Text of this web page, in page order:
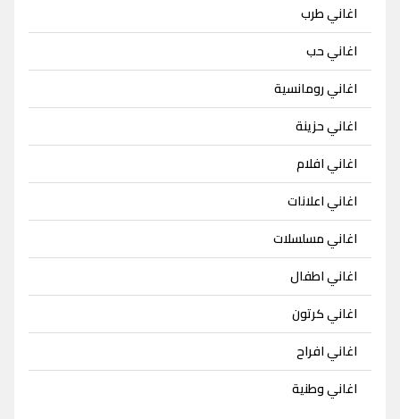
اغاني طرب
اغاني حب
اغاني رومانسية
اغاني حزينة
اغاني افلام
اغاني اعلانات
اغاني مسلسلات
اغاني اطفال
اغاني كرتون
اغاني افراح
اغاني وطنية